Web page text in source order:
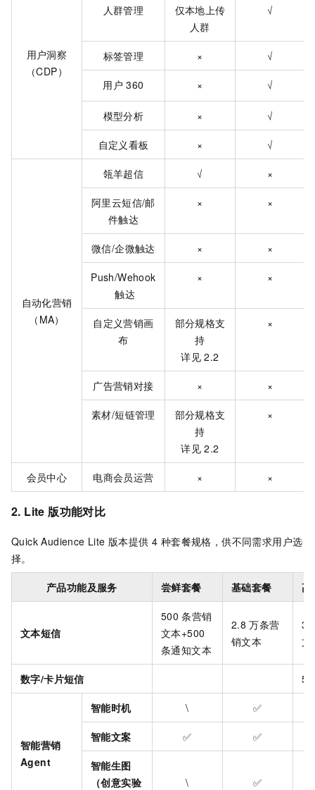
用户洞察
（CDP）
人群管理
仅本地上传
人群
√
标签管理 × √
用户 360 × √
模型分析 × √
自定义看板 × √
自动化营销
（MA）
瓴羊超信 √ ×
阿里云短信/邮
件触达
× ×
微信/企微触达 × ×
Push/Wehook
触达
× ×
自定义营销画
布
部分规格支
持
详见 2.2
×
广告营销对接 × ×
素材/短链管理
部分规格支
持
详见 2.2
×
会员中心 电商会员运营 × ×
2. Lite 版功能对比
Quick Audience Lite 版本提供 4 种套餐规格，供不同需求用户选
择。
产品功能及服务 尝鲜套餐 基础套餐 高
文本短信
500 条营销
文本+500
条通知文本
2.8 万条营
销文本
3
文
数字/卡片短信 5
智能营销
Agent
智能时机 \ ✅
智能文案 ✅ ✅
智能生图
（创意实验
\ ✅